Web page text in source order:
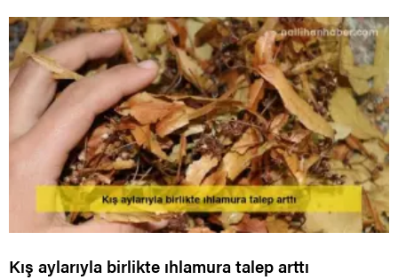
Kış aylarıyla birlikte ıhlamura talep arttı